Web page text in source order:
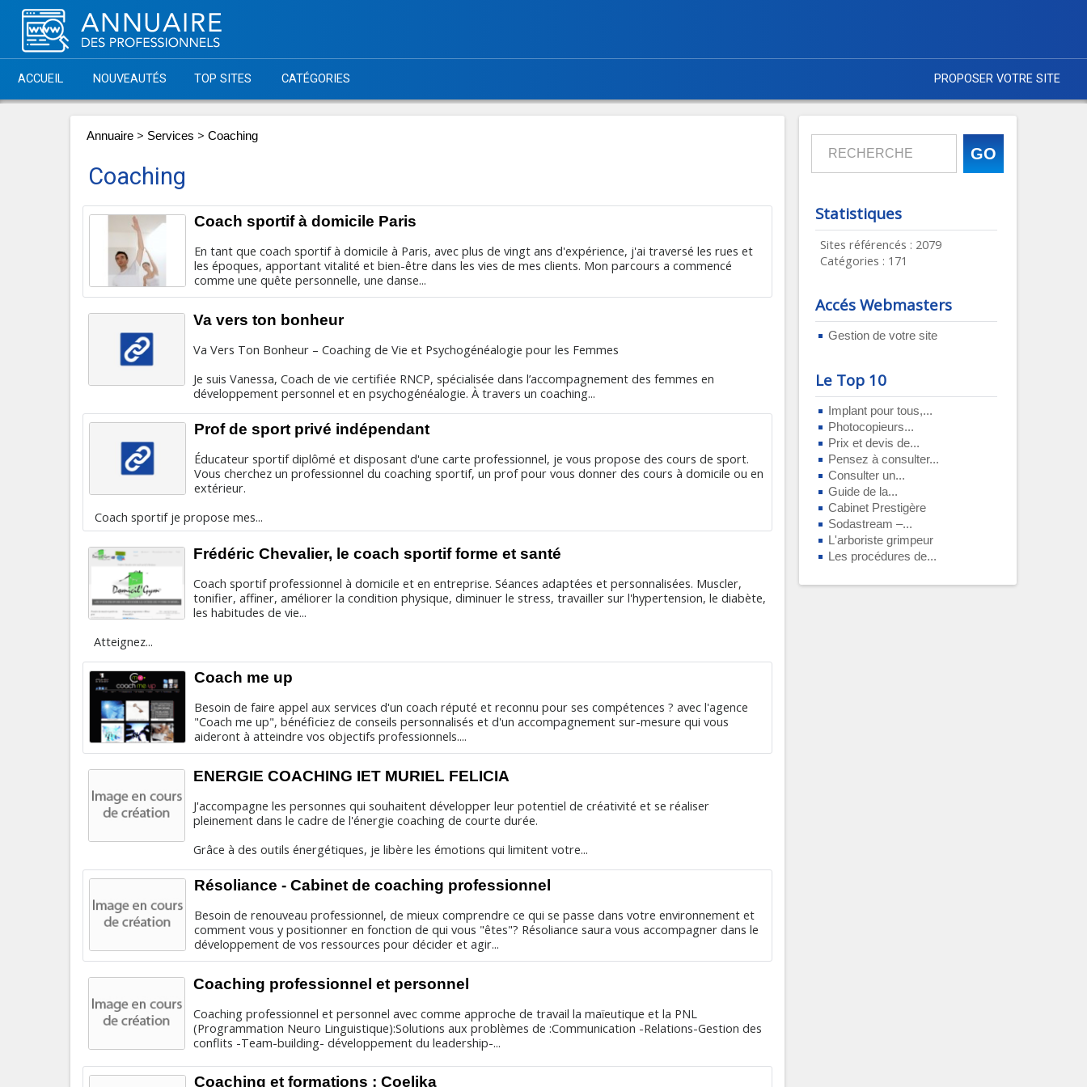
ACCUEIL NOUVEAUTÉS TOP SITES CATÉGORIES PROPOSER VOTRE SITE
Statistiques
Sites référencés : 2079
Catégories : 171
Accés Webmasters
Gestion de votre site
Le Top 10
Implant pour tous,...
Photocopieurs...
Prix et devis de...
Pensez à consulter...
Consulter un...
Guide de la...
Cabinet Prestigère
Sodastream –...
L'arboriste grimpeur
Les procédures de...
Annuaire > Services > Coaching
Coaching
Coach sportif à domicile Paris
En tant que coach sportif à domicile à Paris, avec plus de vingt ans d'expérience, j'ai traversé les rues et
les époques, apportant vitalité et bien-être dans les vies de mes clients. Mon parcours a commencé
comme une quête personnelle, une danse...
Va vers ton bonheur
Va Vers Ton Bonheur – Coaching de Vie et Psychogénéalogie pour les Femmes
Je suis Vanessa, Coach de vie certifiée RNCP, spécialisée dans l’accompagnement des femmes en
développement personnel et en psychogénéalogie. À travers un coaching...
Prof de sport privé indépendant
Éducateur sportif diplômé et disposant d'une carte professionnel, je vous propose des cours de sport.
Vous cherchez un professionnel du coaching sportif, un prof pour vous donner des cours à domicile ou en
extérieur.
Coach sportif je propose mes...
Frédéric Chevalier, le coach sportif forme et santé
Coach sportif professionnel à domicile et en entreprise. Séances adaptées et personnalisées. Muscler,
tonifier, affiner, améliorer la condition physique, diminuer le stress, travailler sur l'hypertension, le diabète,
les habitudes de vie...
Atteignez...
Coach me up
Besoin de faire appel aux services d'un coach réputé et reconnu pour ses compétences ? avec l'agence
"Coach me up", bénéficiez de conseils personnalisés et d'un accompagnement sur-mesure qui vous
aideront à atteindre vos objectifs professionnels....
ENERGIE COACHING IET MURIEL FELICIA
J'accompagne les personnes qui souhaitent développer leur potentiel de créativité et se réaliser
pleinement dans le cadre de l'énergie coaching de courte durée.
Grâce à des outils énergétiques, je libère les émotions qui limitent votre...
Résoliance - Cabinet de coaching professionnel
Besoin de renouveau professionnel, de mieux comprendre ce qui se passe dans votre environnement et
comment vous y positionner en fonction de qui vous "êtes"? Résoliance saura vous accompagner dans le
développement de vos ressources pour décider et agir...
Coaching professionnel et personnel
Coaching professionnel et personnel avec comme approche de travail la maïeutique et la PNL
(Programmation Neuro Linguistique):Solutions aux problèmes de :Communication -Relations-Gestion des
conflits -Team-building- développement du leadership-...
Coaching et formations : Coelika